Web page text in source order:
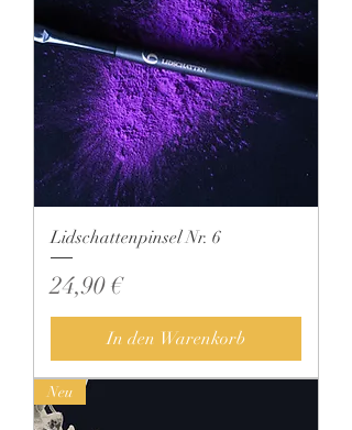
Lidschattenpinsel Nr. 6
Preis
24,90 €
In den Warenkorb
Neu